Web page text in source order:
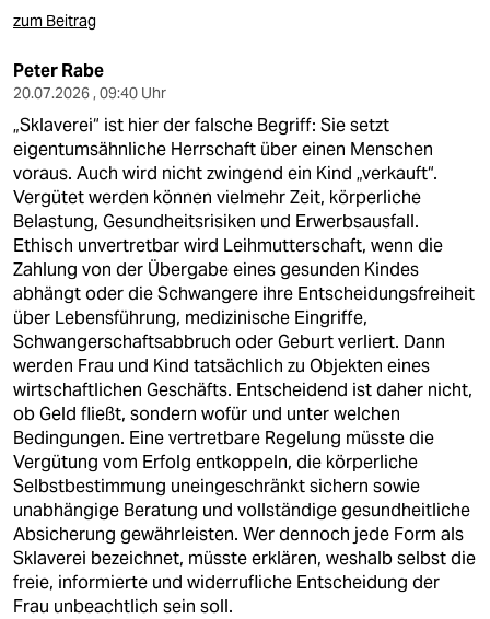
zum Beitrag
Peter Rabe
20.07.2026 , 09:40 Uhr
„Sklaverei“ ist hier der falsche Begriff: Sie setzt
eigentumsähnliche Herrschaft über einen Menschen
voraus. Auch wird nicht zwingend ein Kind „verkauft“.
Vergütet werden können vielmehr Zeit, körperliche
Belastung, Gesundheitsrisiken und Erwerbsausfall.
Ethisch unvertretbar wird Leihmutterschaft, wenn die
Zahlung von der Übergabe eines gesunden Kindes
abhängt oder die Schwangere ihre Entscheidungsfreiheit
über Lebensführung, medizinische Eingriffe,
Schwangerschaftsabbruch oder Geburt verliert. Dann
werden Frau und Kind tatsächlich zu Objekten eines
wirtschaftlichen Geschäfts. Entscheidend ist daher nicht,
ob Geld fließt, sondern wofür und unter welchen
Bedingungen. Eine vertretbare Regelung müsste die
Vergütung vom Erfolg entkoppeln, die körperliche
Selbstbestimmung uneingeschränkt sichern sowie
unabhängige Beratung und vollständige gesundheitliche
Absicherung gewährleisten. Wer dennoch jede Form als
Sklaverei bezeichnet, müsste erklären, weshalb selbst die
freie, informierte und widerrufliche Entscheidung der
Frau unbeachtlich sein soll.